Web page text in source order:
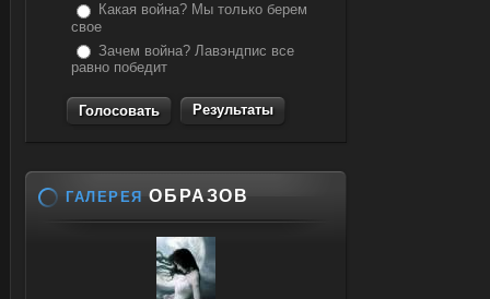
Какая война? Мы только берем
свое
Зачем война? Лавэндпис все
равно победит
Результаты
ГАЛЕРЕЯ ОБРАЗОВ